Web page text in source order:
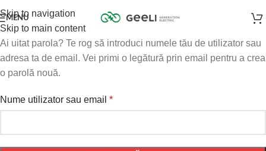
Skip to navigation
Skip to main content
MENU
Ai uitat parola? Te rog să introduci numele tău de utilizator sau
adresa ta de email. Vei primi o legătură prin email pentru a crea
o parolă nouă.
Nume utilizator sau email *